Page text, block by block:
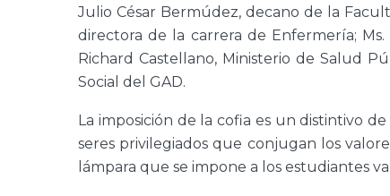
Julio César Bermúdez, decano de la
directora de la carrera de Enfermería;
Richard Castellano, Ministerio de Salud
Social del GAD.
La imposición de la cofia es un distintivo
seres privilegiados que conjugan los
lámpara que se impone a los estudiantes